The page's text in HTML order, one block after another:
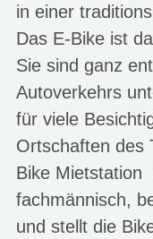
in einer
Das E-Bike ist
Sie sind ganz
Autoverkehrs
für viele
Ortschaften des
Bike Mietstation
fachmännisch,
und stellt die